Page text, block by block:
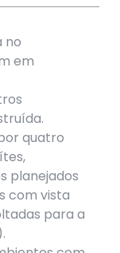
no
em
quatro
planejados
com vista
para a